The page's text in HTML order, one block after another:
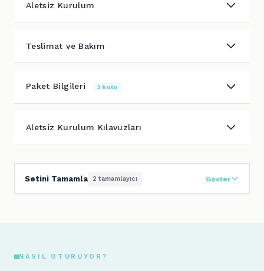
Aletsiz Kurulum
Teslimat ve Bakım
Paket Bilgileri 3 kutu
Aletsiz Kurulum Kılavuzları
Setini Tamamla 2 tamamlayıcı Göster
NASIL OTURUYOR?